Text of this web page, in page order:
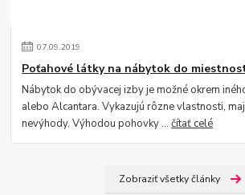
07.09.2019
Poťahové látky na nábytok do
Nábytok do obývacej izby je možné okrem
alebo Alcantara. Vykazujú rôzne vlastnosti,
nevýhody. Výhodou pohovky ...čítať celé
Zobraziť všetky články